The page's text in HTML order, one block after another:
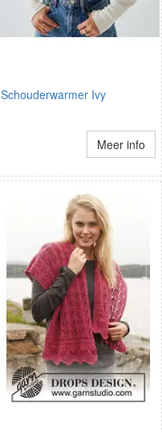
Schouderwarmer Ivy
Meer info